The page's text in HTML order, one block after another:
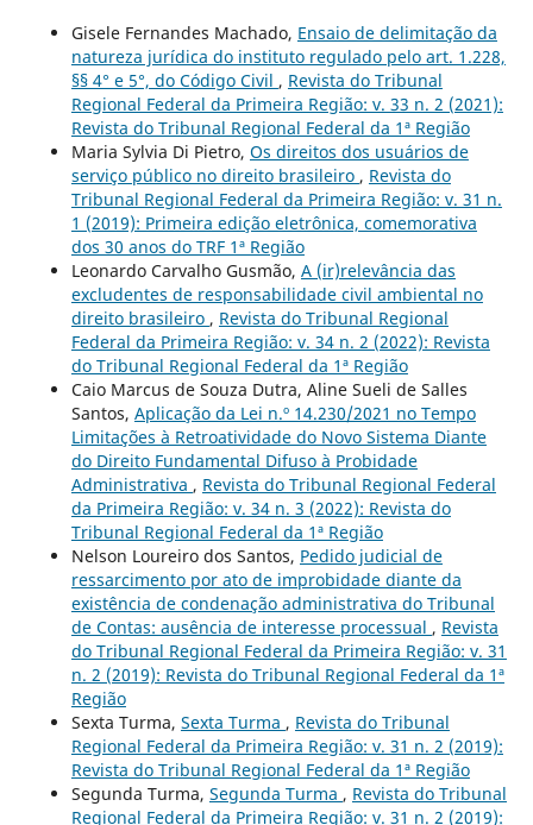
Gisele Fernandes Machado, Ensaio de delimitação da
natureza jurídica do instituto regulado pelo art. 1.228,
§§ 4° e 5°, do Código Civil , Revista do Tribunal
Regional Federal da Primeira Região: v. 33 n. 2 (2021):
Revista do Tribunal Regional Federal da 1ª Região
Maria Sylvia Di Pietro, Os direitos dos usuários de
serviço público no direito brasileiro , Revista do
Tribunal Regional Federal da Primeira Região: v. 31 n.
1 (2019): Primeira edição eletrônica, comemorativa
dos 30 anos do TRF 1ª Região
Leonardo Carvalho Gusmão, A (ir)relevância das
excludentes de responsabilidade civil ambiental no
direito brasileiro , Revista do Tribunal Regional
Federal da Primeira Região: v. 34 n. 2 (2022): Revista
do Tribunal Regional Federal da 1ª Região
Caio Marcus de Souza Dutra, Aline Sueli de Salles
Santos, Aplicação da Lei n.º 14.230/2021 no Tempo
Limitações à Retroatividade do Novo Sistema Diante
do Direito Fundamental Difuso à Probidade
Administrativa , Revista do Tribunal Regional Federal
da Primeira Região: v. 34 n. 3 (2022): Revista do
Tribunal Regional Federal da 1ª Região
Nelson Loureiro dos Santos, Pedido judicial de
ressarcimento por ato de improbidade diante da
existência de condenação administrativa do Tribunal
de Contas: ausência de interesse processual , Revista
do Tribunal Regional Federal da Primeira Região: v. 31
n. 2 (2019): Revista do Tribunal Regional Federal da 1ª
Região
Sexta Turma, Sexta Turma , Revista do Tribunal
Regional Federal da Primeira Região: v. 31 n. 2 (2019):
Revista do Tribunal Regional Federal da 1ª Região
Segunda Turma, Segunda Turma , Revista do Tribunal
Regional Federal da Primeira Região: v. 31 n. 2 (2019):